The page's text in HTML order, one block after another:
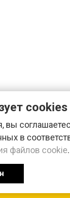
cookies
вы
в
файлов cookie.